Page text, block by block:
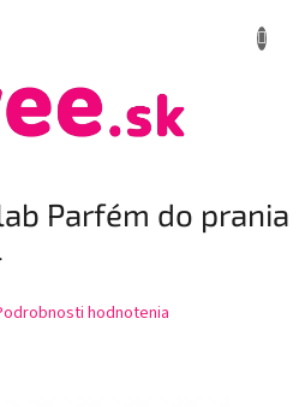
Parfém do prania
hodnotenia